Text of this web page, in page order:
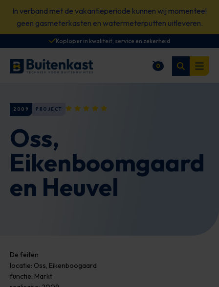
content
In verband met de vakantieperiode kunnen wij momenteel
geen gasmeterkasten en watermeterputten uitleveren.
Koploper in kwaliteit, service en zekerheid
0
Winkelwagen
Zoeken
Open
Oss,
Eikenboomgaard
en Heuvel
2009 PROJECT
De feiten
locatie: Oss, Eikenboogaard
functie: Markt